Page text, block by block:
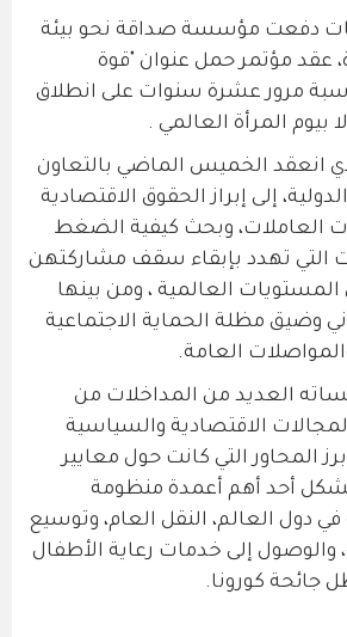
دفعت مؤسسة صداقة نحو بيئة
عقد مؤتمر حمل عنوان "قوة
مرور عشرة سنوات على انطلاق
بيوم المرأة العالمي .
انعقد الخميس الماضي بالتعاون
إلى إبراز الحقوق الاقتصادية
العاملات، وبحث كيفية الضغط
التي تهدد بإبقاء سقف مشاركتهن
المستويات العالمية ، ومن بينها
وضيق مظلة الحماية الاجتماعية
العامة.
العديد من المداخلات من
الاقتصادية والسياسية
المحاور التي كانت حول معايير
تشكل أحد أهم أعمدة منظومة
في دول العالم، النقل العام، وتوسيع
والوصول إلى خدمات رعاية الأطفال
جائحة كورونا.